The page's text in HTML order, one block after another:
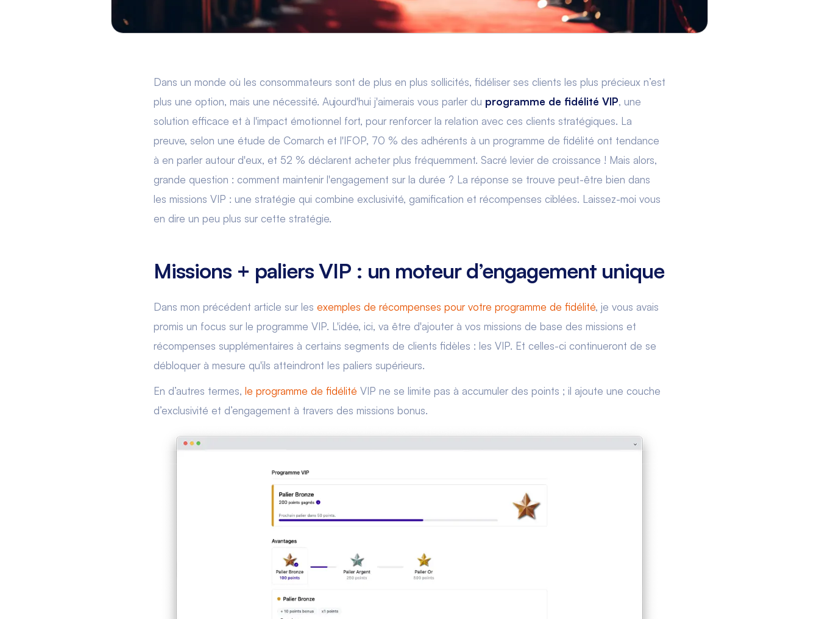
Dans un monde où les consommateurs sont de plus en plus sollicités, fidéliser ses clients les plus précieux n’est
plus une option, mais une nécessité. Aujourd'hui j'aimerais vous parler du programme de fidélité VIP, une
solution efficace et à l'impact émotionnel fort, pour renforcer la relation avec ces clients stratégiques. La
preuve, selon une étude de Comarch et l'IFOP, 70 % des adhérents à un programme de fidélité ont tendance
à en parler autour d'eux, et 52 % déclarent acheter plus fréquemment. Sacré levier de croissance ! Mais alors,
grande question : comment maintenir l'engagement sur la durée ? La réponse se trouve peut-être bien dans
les missions VIP : une stratégie qui combine exclusivité, gamification et récompenses ciblées. Laissez-moi vous
en dire un peu plus sur cette stratégie.
Missions + paliers VIP : un moteur d’engagement unique
Dans mon précédent article sur les exemples de récompenses pour votre programme de fidélité, je vous avais
promis un focus sur le programme VIP. L'idée, ici, va être d'ajouter à vos missions de base des missions et
récompenses supplémentaires à certains segments de clients fidèles : les VIP. Et celles-ci continueront de se
débloquer à mesure qu'ils atteindront les paliers supérieurs.
En d’autres termes, le programme de fidélité VIP ne se limite pas à accumuler des points ; il ajoute une couche
d’exclusivité et d’engagement à travers des missions bonus.